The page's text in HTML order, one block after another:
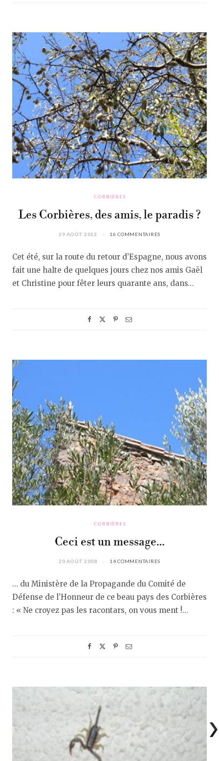
CORBIÈRES
Les Corbières, des amis, le paradis ?
29 AOÛT 2012 16 COMMENTAIRES
Cet été, sur la route du retour d’Espagne, nous avons
fait une halte de quelques jours chez nos amis Gaël
et Christine pour fêter leurs quarante ans, dans…
CORBIÈRES
Ceci est un message…
20 AOÛT 2008 14 COMMENTAIRES
… du Ministère de la Propagande du Comité de
Défense de l’Honneur de ce beau pays des Corbières
: « Ne croyez pas les racontars, on vous ment !…